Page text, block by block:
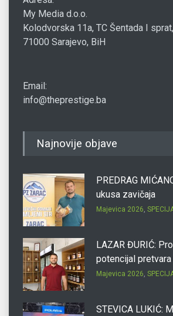
My Media d.o.o.
Kolodvorska 11a, TC Šentada I sprat,
71000 Sarajevo, BiH
Email:
info@theprestige.ba
Najnovije objave
PREDRAG
ukusa zavičaja
Majevica 2026,
LAZAR ĐURIĆ:
potencijal
Majevica 2026,
STEVICA LUKIĆ: